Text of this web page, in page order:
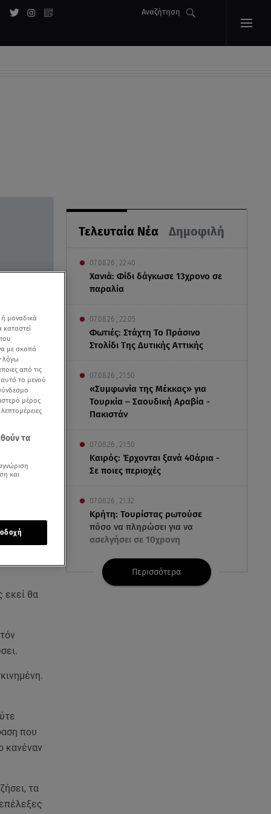
Αναζήτηση
Τελευταία Νέα Δημοφιλή
07.08.26 , 22:40
Χανιά: Φίδι δάγκωσε 13χρονο σε
παραλία
07.08.26 , 22:05
Φωτιές: Στάχτη Το Πράσινο
Στολίδι Της Δυτικής Αττικής
07.08.26 , 21:50
«Συμφωνία της Μέκκας» για
Τουρκία – Σαουδική Αραβία -
Πακιστάν
07.08.26 , 21:50
Καιρός: Έρχονται ξανά 40άρια -
Σε ποιες περιοχές
07.08.26 , 21:32
Κρήτη: Τουρίστας ρωτούσε
πόσο να πληρώσει για να
ασελγήσει σε 10χρονη
07.08.26 , 21:17
Κλήρωση Eurojackpot
Περισσότερα
. Το
τον Νίκο
εκεί θα
που
κανέναν
τα
μοναδικά
με σκοπό
λόγω
από τις
αυτό το μενού
μέρος
τα
και